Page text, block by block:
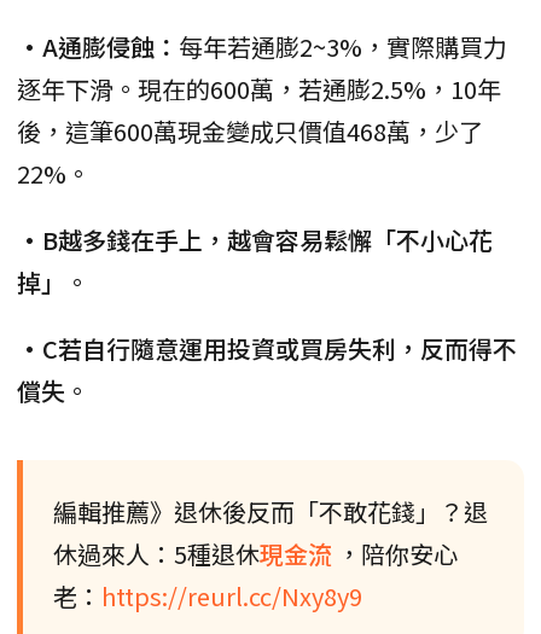
•A通膨侵蝕： 每年若通膨2~3%，實際購買力
逐年下滑。現在的600萬，若通膨2.5%，10年
後，這筆600萬現金變成只價值468萬，少了
22%。
•B越多錢在手上，越會容易鬆懈「不小心花
掉」
。
•C若自行隨意運用投資或買房失利，反而得不
償失 。
編輯推薦》退休後反而「不敢花錢」？退
休過來人：5種退休現金流 ，陪你安心
老： https://reurl.cc/Nxy8y9